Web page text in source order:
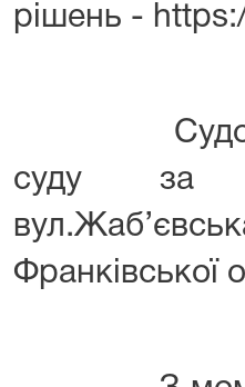
рішень -
Судове
суду за
Франківської